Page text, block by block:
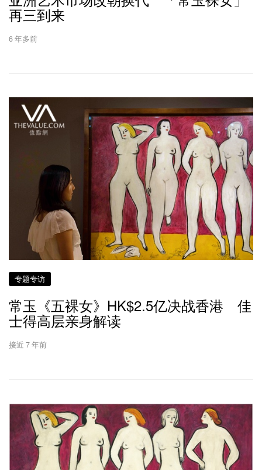
再三到来
6 年多前
专题专访
常玉《五裸女》HK$2.5亿决战香港 佳
士得高层亲身解读
接近 7 年前